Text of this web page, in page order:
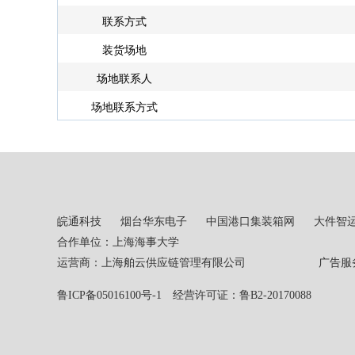
联系方式
装货场地
场地联系人
场地联系方式
皖通科技 烟台华东电子 中国港口集装箱网
大件智
合作单位：上海海事大学
运营商：上海舶云供应链管理有限公司 广告服务热
鲁ICP备05016100号-1 经营许可证：鲁B2-20170088